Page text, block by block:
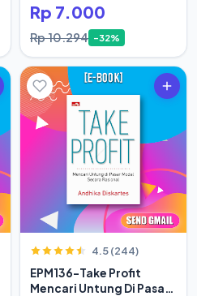
Rp 7.000
Rp 10.294 -32%
4.5 (244)
EPM136-Take Profit
Mencari Untung Di Pasar